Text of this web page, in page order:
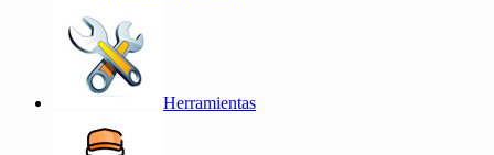
Herramientas